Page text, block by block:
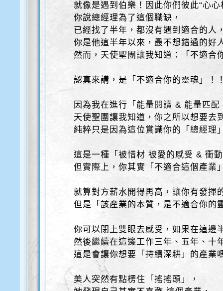
就像是遇到伯樂！因此你們彼此“心心
你說總經理為了這個職缺，
已經找了半年，都沒有遇到適合的人
你是他這半年以來，最不想錯過的好
然而，天使聖團讓我知道：「不適合
認真來講，是「不適合你的靈魂」！
因為我在進行「能量閱讀 & 能量匹
天使聖團讓我知道，你之所以想要去
純粹只是因為這位賞識你的「總經理
這是一種「被惜材 被愛的感受 & 衝
但實際上，你其實「不適合這個產業
就算對方薪水開得再高，讓你有發揮
但是「該產業的本質，是不適合你的
你可以閉上雙眼去感受，如果在這邊
然後繼續在這邊工作三年、五年、十
這是會讓你想要「持續深耕」的產業
美人突然有點楞住「搖搖頭」，